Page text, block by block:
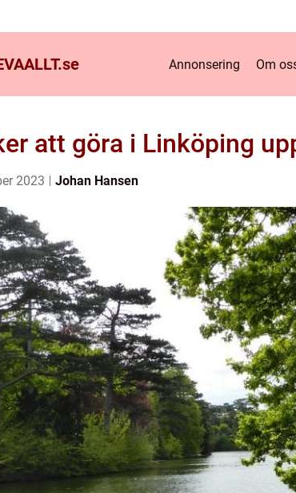
se Annonsering Om
att göra i Linköping
2023 Johan Hansen